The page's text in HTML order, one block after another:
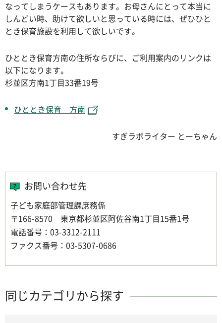
なってしまうケースもあります。お母さんにとって本当に
しんどい時、助けて欲しいと思っている時には、ぜひひと
とき保育施設を利用して欲しいです。
ひととき保育方南の住所ならびに、ご利用案内のリンクは
以下になります。
杉並区方南1丁目33番19号
ひととき保育 方南
すぎラボライター とーちゃん
お問い合わせ先
子ども家庭部管理課庶務係
〒166-8570 東京都杉並区阿佐谷南1丁目15番1号
電話番号：03-3312-2111
ファクス番号：03-5307-0686
同じカテゴリから探す